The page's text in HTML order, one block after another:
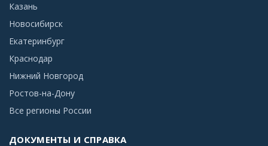
Казань
Новосибирск
Екатеринбург
Краснодар
Нижний Новгород
Ростов-на-Дону
Все регионы России
ДОКУМЕНТЫ И СПРАВКА